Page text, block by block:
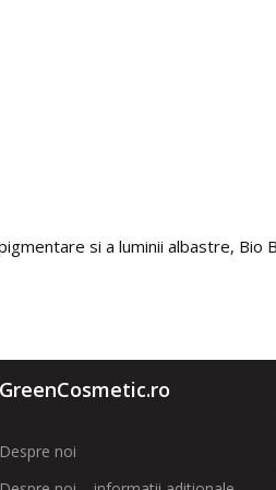
si a luminii albastre, Bio
GreenCosmetic.ro
Despre noi